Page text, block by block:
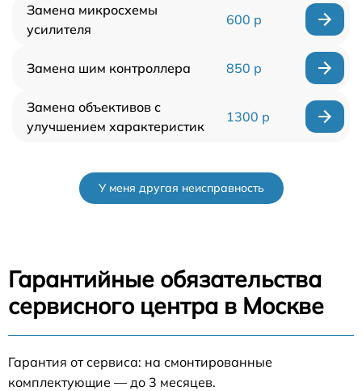
Замена микросхемы
усилителя
600 р
Замена шим контроллера 850 р
Замена объективов с
улучшением характеристик
1300 р
У меня другая неисправность
Гарантийные обязательства
сервисного центра в Москве
Гарантия от сервиса: на смонтированные
комплектующие — до 3 месяцев.